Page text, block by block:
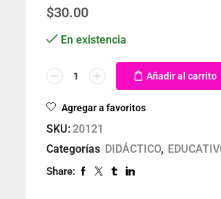
$30.00
En existencia
Añadir al carrito
Agregar a favoritos
SKU:20121
Categorías DIDÁCTICO,
Share: